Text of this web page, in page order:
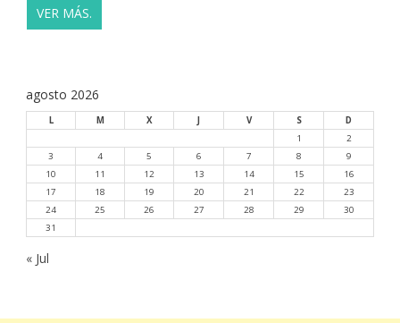
VER MÁS.
agosto 2026
L M X V S
D
1
2
3
4 5 6 7 8
9
10
11 12 13 14 15
16
17
18 19 20 21 22
23
24
25 26 27 28 29
30
31
« Jul